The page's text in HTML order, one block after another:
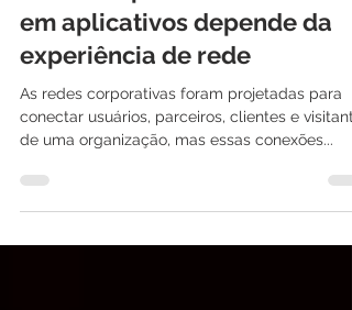
APM: A experiência do
em aplicativos depende da
experiência de rede
As redes corporativas foram projetadas para
de uma organização, mas essas conexões...